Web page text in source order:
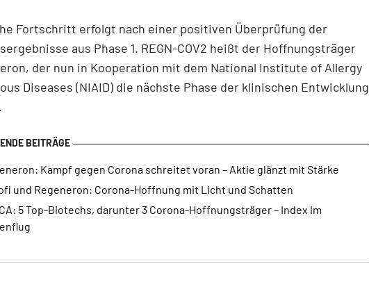
Fortschritt erfolgt nach einer positiven Überprüfung der
aus Phase 1. REGN-COV2 heißt der Hoffnungsträger
der nun in Kooperation mit dem National Institute of Allergy
Diseases (NIAID) die nächste Phase der klinischen Entwicklung
Kampf gegen Corona schreitet voran – Aktie glänzt mit Stärke
und Regeneron: Corona-Hoffnung mit Licht und Schatten
5 Top-Biotechs, darunter 3 Corona-Hoffnungsträger – Index im